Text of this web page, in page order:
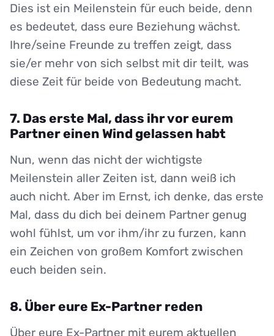
Dies ist ein Meilenstein für euch beide, denn
es bedeutet, dass eure Beziehung wächst.
Ihre/seine Freunde zu treffen zeigt, dass
sie/er mehr von sich selbst mit dir teilt, was
diese Zeit für beide von Bedeutung macht.
7. Das erste Mal, dass ihr vor eurem
Partner einen Wind gelassen habt
Nun, wenn das nicht der wichtigste
Meilenstein aller Zeiten ist, dann weiß ich
auch nicht. Aber im Ernst, ich denke, das erste
Mal, dass du dich bei deinem Partner genug
wohl fühlst, um vor ihm/ihr zu furzen, kann
ein Zeichen von großem Komfort zwischen
euch beiden sein.
8. Über eure Ex-Partner reden
Über eure Ex-Partner mit eurem aktuellen